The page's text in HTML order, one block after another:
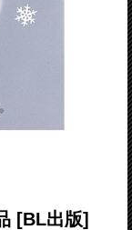
[BL出版]